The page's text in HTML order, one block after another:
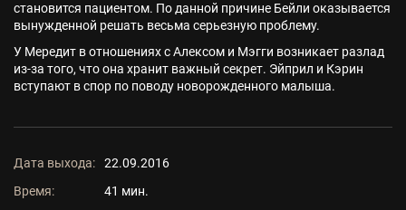
становится пациентом. По данной причине Бейли оказывается
вынужденной решать весьма серьезную проблему.
У Мередит в отношениях с Алексом и Мэгги возникает разлад
из-за того, что она хранит важный секрет. Эйприл и Кэрин
вступают в спор по поводу новорожденного малыша.
Дата выхода:
22.09.2016
Время:
41 мин.